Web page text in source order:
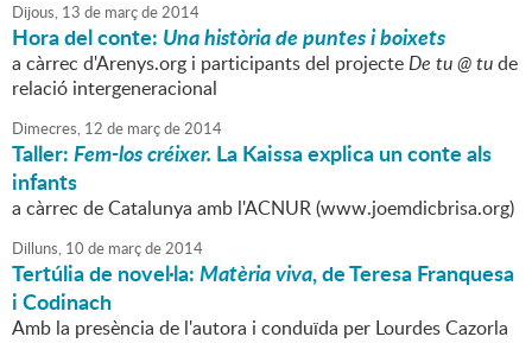
Dijous, 13 de marçde2014
Hora del conte: Una història de puntes i boixets
a càrrec d'Arenys.org i participants del projecteDe tu @ tude
relació intergeneracional
Dimecres, 12 de marçde2014
Taller:Fem-los créixer. La Kaissa explica un conte als
infants
a càrrec de Catalunya amb l'ACNUR (www.joemdicbrisa.org)
Dilluns, 10 de marçde2014
Tertúlia de novel·la:Matèria viva, de Teresa Franquesa
i Codinach
Amb la presència de l'autora i conduïda per Lourdes Cazorla